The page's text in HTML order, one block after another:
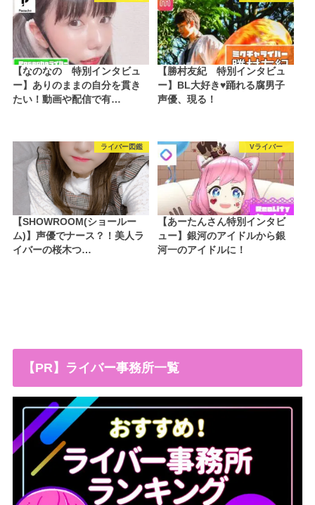
【なのなの 特別インタビュ
ー】ありのままの自分を貫き
たい！動画や配信で有…
【勝村友紀 特別インタビュ
ー】BL大好き♥踊れる腐男子
声優、現る！
ライバー図鑑
【SHOWROOM(ショールー
ム)】声優でナース？！美人ラ
イバーの桜木つ…
Vライバー
【あーたんさん特別インタビ
ュー】銀河のアイドルから銀
河一のアイドルに！
【PR】ライバー事務所一覧